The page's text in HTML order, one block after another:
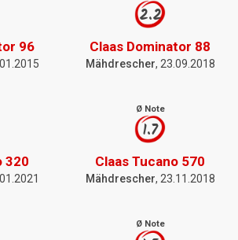
96
2.2
Claas Dominator 88
Mähdrescher, 23.09.2018
320
Ø Note
1.7
Claas Tucano 570
Mähdrescher, 23.11.2018
Ø Note